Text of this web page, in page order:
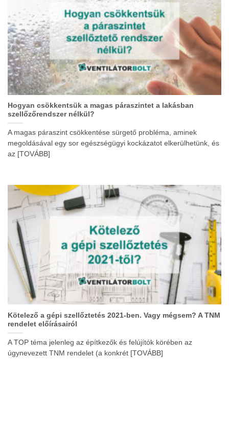
Hogyan csökkentsük a magas páraszintet a lakásban
szellőzőrendszer nélkül?
A magas páraszint csökkentése sürgető probléma, aminek
megoldásával egy sor egészségügyi kockázatot elkerülhetünk, és
az [TOVÁBB]
Kötelező a gépi szellőztetés 2021-ben. Vagy mégsem? A TNM
rendelet előírásairól
A TOP téma jelenleg az építkezők és felújítók körében az
úgynevezett TNM rendelet (a konkrét [TOVÁBB]